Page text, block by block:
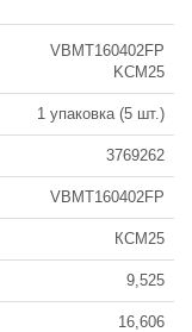
VBMT160402FP
KCM25
1 упаковка (5 шт.)
3769262
VBMT160402FP
КСМ25
9,525
16,606